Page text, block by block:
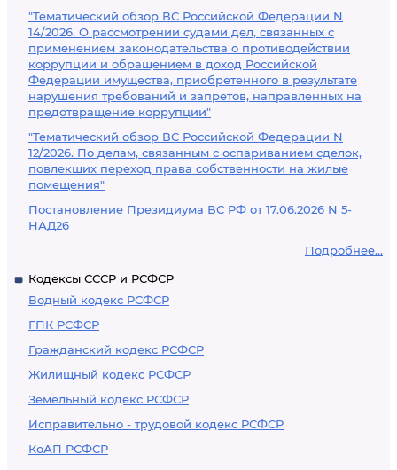
"Тематический обзор ВС Российской Федерации N
14/2026. О рассмотрении судами дел, связанных с
применением законодательства о противодействии
коррупции и обращением в доход Российской
Федерации имущества, приобретенного в результате
нарушения требований и запретов, направленных на
предотвращение коррупции"
"Тематический обзор ВС Российской Федерации N
12/2026. По делам, связанным с оспариванием сделок,
повлекших переход права собственности на жилые
помещения"
Постановление Президиума ВС РФ от 17.06.2026 N 5-
НАД26
Подробнее...
Кодексы СССР и РСФСР
Водный кодекс РСФСР
ГПК РСФСР
Гражданский кодекс РСФСР
Жилищный кодекс РСФСР
Земельный кодекс РСФСР
Исправительно - трудовой кодекс РСФСР
КоАП РСФСР